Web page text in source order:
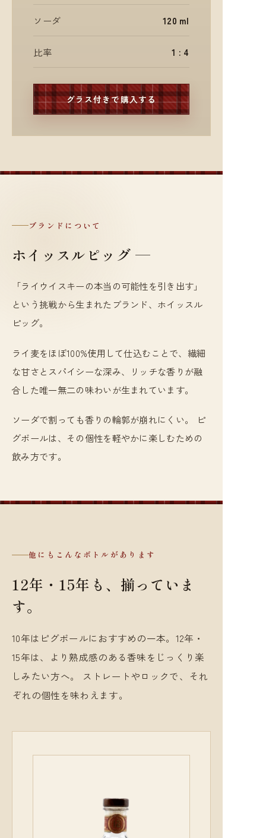
ソーダ 120 ml
比率 1 : 4
グラス付きで購入する
ブランドについて
ホイッスルピッグ —
「ライウイスキーの本当の可能性を引き出す」
という挑戦から生まれたブランド、ホイッスル
ピッグ。
ライ麦をほぼ100%使用して仕込むことで、繊細
な甘さとスパイシーな深み、リッチな香りが融
合した唯一無二の味わいが生まれています。
ソーダで割っても香りの輪郭が崩れにくい。 ピ
グボールは、その個性を軽やかに楽しむための
飲み方です。
他にもこんなボトルがあります
12年・15年も、揃っていま
す。
10年はピグボールにおすすめの一本。12年・
15年は、より熟成感のある香味をじっくり楽
しみたい方へ。 ストレートやロックで、それ
ぞれの個性を味わえます。